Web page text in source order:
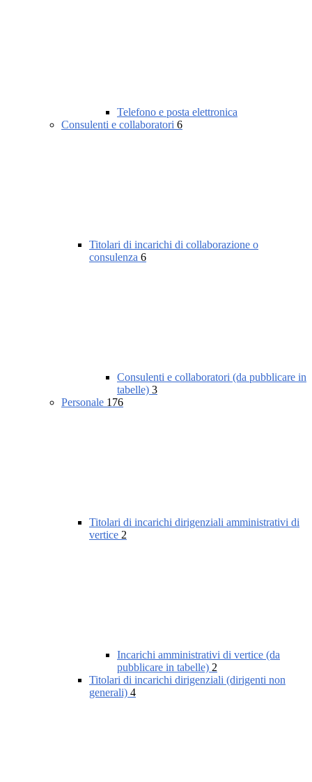
Telefono e posta elettronica
Consulenti e collaboratori 6
Titolari di incarichi di collaborazione o
consulenza 6
Consulenti e collaboratori (da pubblicare in
tabelle) 3
Personale 176
Titolari di incarichi dirigenziali amministrativi di
vertice 2
Incarichi amministrativi di vertice (da
pubblicare in tabelle) 2
Titolari di incarichi dirigenziali (dirigenti non
generali) 4